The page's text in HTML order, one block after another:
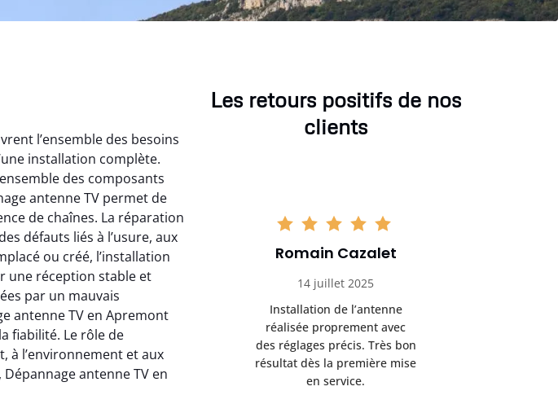
l’ensemble des besoins
installation complète.
des composants
antenne TV permet de
de chaînes. La réparation
défauts liés à l’usure, aux
ou créé, l’installation
une réception stable et
par un mauvais
antenne TV en Apremont
fiabilité. Le rôle de
à l’environnement et aux
antenne TV en
Les retours positifs de nos
clients
Thomas Giraud
27 juin 2025
Réception TV rétablie
rapidement après le
dépannage. Signal stable et
excellente qualité d’image
depuis l’intervention.
Romain Cazalet
14 juillet 2025
Installation de l’antenne
réalisée proprement avec
des réglages précis. Très bon
résultat dès la première mise
en service.